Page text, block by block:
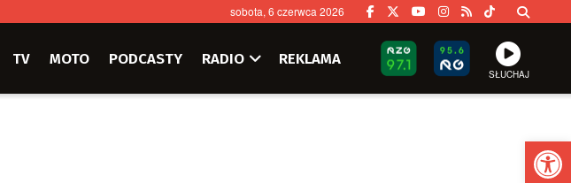
sobota, 6 czerwca 2026
TV MOTO PODCASTY RADIO REKLAMA
SŁUCHAJ